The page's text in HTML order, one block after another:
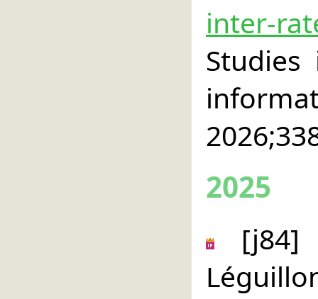
inter-
2025
[j84]